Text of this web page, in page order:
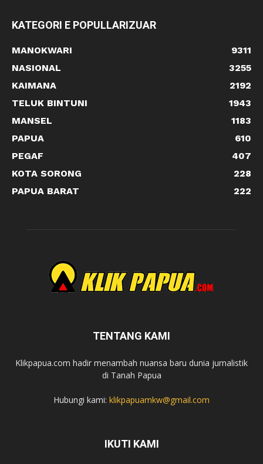
KATEGORI E POPULLARIZUAR
MANOKWARI
9311
NASIONAL
3255
KAIMANA
2192
TELUK BINTUNI
1943
MANSEL
1183
PAPUA
610
PEGAF
407
KOTA SORONG
228
PAPUA BARAT
222
TENTANG KAMI
Klikpapua.com hadir menambah nuansa baru dunia jurnalistik
di Tanah Papua
Hubungi kami: klikpapuamkw@gmail.com
IKUTI KAMI